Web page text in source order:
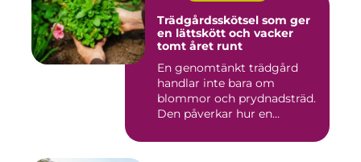
Trädgårdsskötsel som ger
en lättskött och vacker
tomt året runt
En genomtänkt trädgård
handlar inte bara om
blommor och prydnadsträd.
Den påverkar hur en